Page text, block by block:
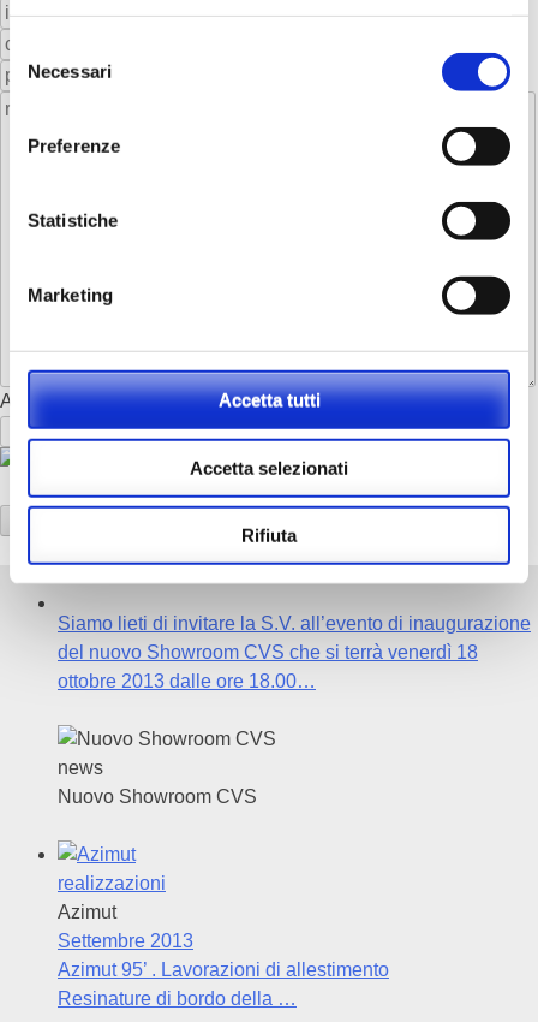
Selezione
del
consenso
Necessari
Preferenze
Statistiche
Marketing
Accetta tutti
Accetta selezionati
Rifiuta
Antispam (inserisci i caratteri che vedi sotto)
accetto privacy
Siamo lieti di invitare la S.V. all’evento di inaugurazione
del nuovo Showroom CVS che si terrà venerdì 18
ottobre 2013 dalle ore 18.00…
news
Nuovo Showroom CVS
realizzazioni
Azimut
Settembre 2013
Azimut 95’ . Lavorazioni di allestimento
Resinature di bordo della …